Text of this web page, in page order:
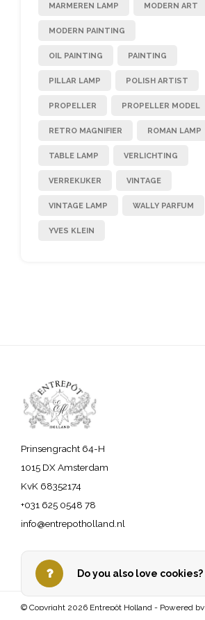
MARMEREN LAMP MODERN ART
MODERN PAINTING
OIL PAINTING PAINTING
PILLAR LAMP POLISH ARTIST
PROPELLER PROPELLER MODEL
RETRO MAGNIFIER ROMAN LAMP
TABLE LAMP VERLICHTING
VERREKIJKER VINTAGE
VINTAGE LAMP WALLY PARFUM
YVES KLEIN
Prinsengracht 64-H
1015 DX Amsterdam
KvK 68352174
+031 625 0548 78
info@entrepotholland.nl
© Copyright 2026 Entrepôt Holland - Powered by
Do you also love cookies?